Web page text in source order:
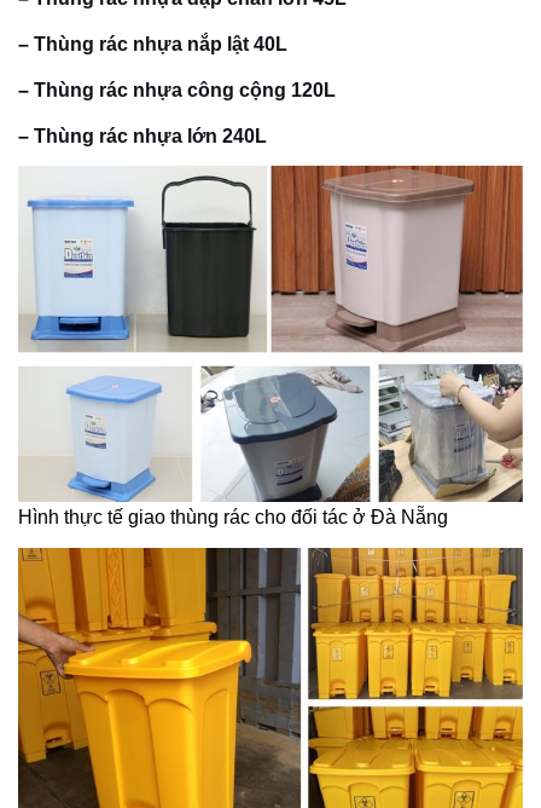
– Thùng rác nhựa nắp lật 40L
– Thùng rác nhựa công cộng 120L
– Thùng rác nhựa lớn 240L
Hình thực tế giao thùng rác cho đối tác ở Đà Nẵng